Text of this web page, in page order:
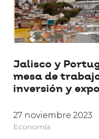
Jalisco y
mesa de
inversión y
27 noviembre 2023
Economía